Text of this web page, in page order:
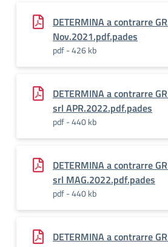
DETERMINA a contrarre
Nov.2021.pdf.pades
pdf - 426 kb
DETERMINA a contrarre
srl APR.2022.pdf.pades
pdf - 440 kb
DETERMINA a contrarre
srl MAG.2022.pdf.pades
pdf - 440 kb
DETERMINA a contrarre